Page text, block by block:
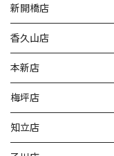
新開橋店
香久山店
本新店
梅坪店
知立店